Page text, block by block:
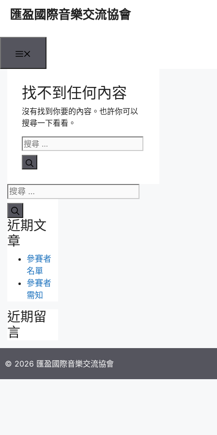
容
匯盈國際音樂交流協會
找不到任何內容
沒有找到你要的內容。也許你可以
搜尋一下看看。
搜
尋
關
搜
尋
關
於：
近期文
章
參賽者
名單
參賽者
需知
近期留
言
© 2026 匯盈國際音樂交流協會